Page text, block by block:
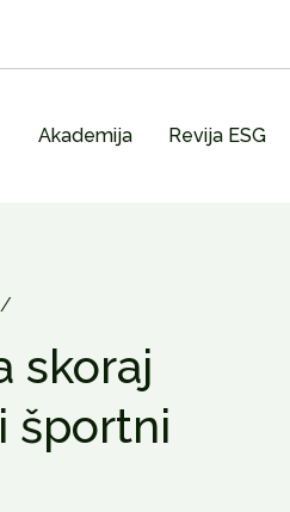
Akademija Revija ESG
/
skoraj
športni